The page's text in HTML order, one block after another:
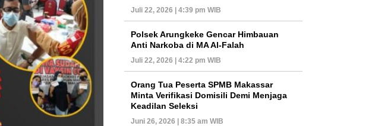
Juli 22, 2026 | 4:39 pm WIB
Polsek Arungkeke Gencar Himbauan
Anti Narkoba di MA Al-Falah
Juli 22, 2026 | 4:22 pm WIB
Orang Tua Peserta SPMB Makassar
Minta Verifikasi Domisili Demi Menjaga
Keadilan Seleksi
Juni 26, 2026 | 8:35 am WIB